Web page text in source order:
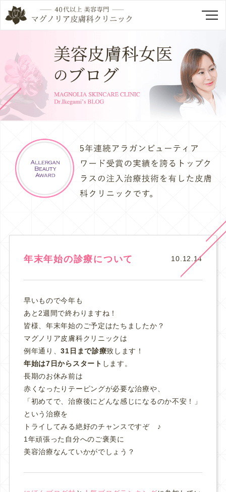
年末年始の診療について 10.12.14
早いもので今年も
あと2週間で終わりますね！
皆様、年末年始のご予定はたちましたか？
マグノリア皮膚科クリニックは
例年通り、31日まで診療致します！
年始は7日からスタート します。
長期のお休み前は
赤くなったりテーピングが必要な治療や、
「初めてで、治療後にどんな感じになるのか不安！」
という治療を
トライしてみる絶好のチャンスですぞ ♪
1年頑張った自分へのご褒美に
美容治療なんていかがでしょう？